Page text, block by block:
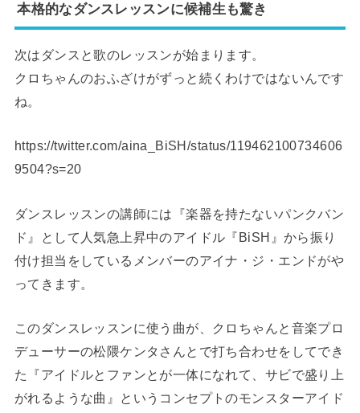
本格的なダンスレッスンに候補生も驚き
次はダンスと歌のレッスンが始まります。
クロちゃんのおふざけがずっと続くわけではないんです
ね。
https://twitter.com/aina_BiSH/status/119462100734606
9504?s=20
ダンスレッスンの講師には『楽器を持たないパンクバン
ド』として人気急上昇中のアイドル『BiSH』から振り
付け担当をしているメンバーのアイナ・ジ・エンドがや
ってきます。
このダンスレッスンに使う曲が、クロちゃんと音楽プロ
デューサーの松隈ケンタさんとで打ち合わせをしてでき
た『アイドルとファンとが一体になれて、サビで盛り上
がれるような曲』というコンセプトのモンスターアイド